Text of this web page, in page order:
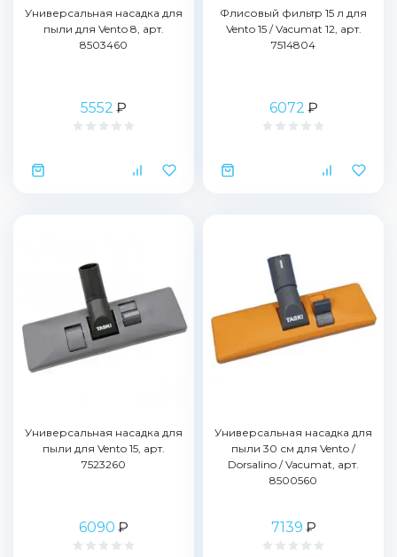
Универсальная насадка для
пыли для Vento 8, арт.
8503460
5552 ₽
Флисовый фильтр 15 л для
Vento 15 / Vacumat 12, арт.
7514804
6072 ₽
Универсальная насадка для
пыли для Vento 15, арт.
7523260
6090 ₽
Универсальная насадка для
пыли 30 см для Vento /
Dorsalino / Vacumat, арт.
8500560
7139 ₽